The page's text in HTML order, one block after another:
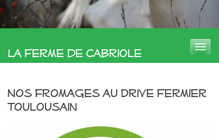
La Ferme de Cabriole
Toggle
Nos fromages au Drive Fermier
Toulousain